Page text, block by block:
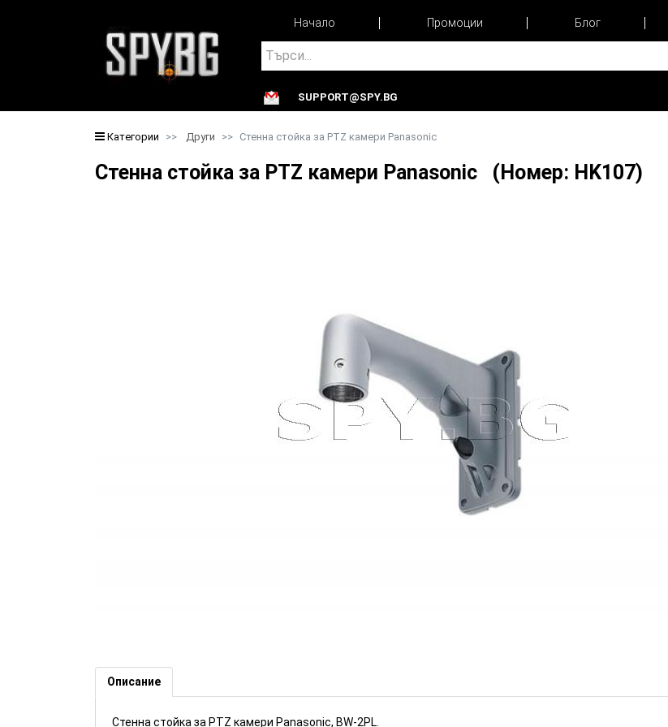
Начало Промоции Блог
Search
SUPPORT@SPY.BG
Категории Други Стенна стойка за PTZ камери Panasonic
Стенна стойка за PTZ камери Panasonic (Номер: HK107)
Стенна стойка за PTZ камери Panasonic (Номер: HK107)
Описание
Стенна стойка за PTZ камери Panasonic, BW-2PL.